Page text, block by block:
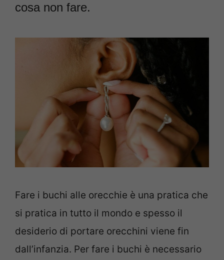
cosa non fare.
Fare i buchi alle orecchie è una pratica che
si pratica in tutto il mondo e spesso il
desiderio di portare orecchini viene fin
dall’infanzia. Per fare i buchi è necessario